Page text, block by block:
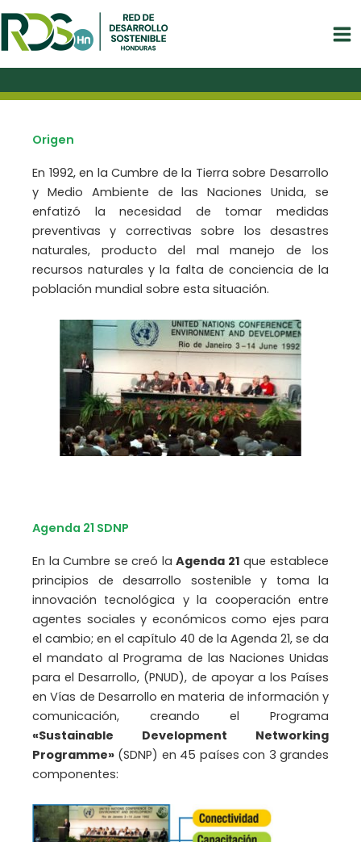
contenido
Origen
En 1992, en la Cumbre de la Tierra sobre Desarrollo
y Medio Ambiente de las Naciones Unida, se
enfatizó la necesidad de tomar medidas
preventivas y correctivas sobre los desastres
naturales, producto del mal manejo de los
recursos naturales y la falta de conciencia de la
población mundial sobre esta situación.
Agenda 21 SDNP
En la Cumbre se creó laAgenda 21 que establece
principios de desarrollo sostenible y toma la
innovación tecnológica y la cooperación entre
agentes sociales y económicos como ejes para
el cambio; en el capítulo 40 de la Agenda 21, se da
el mandato al Programa de las Naciones Unidas
para el Desarrollo, (PNUD), de apoyar a los Países
en Vías de Desarrollo en materia de información y
comunicación, creando el Programa
«Sustainable Development Networking
Programme» (SDNP) en 45 países con 3 grandes
componentes: